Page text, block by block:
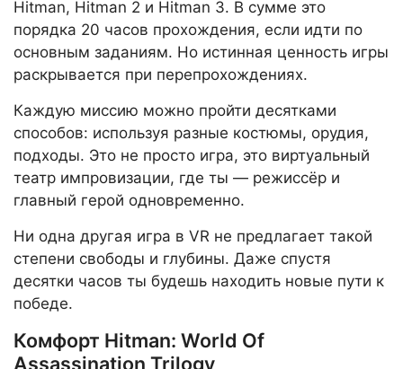
Hitman, Hitman 2 и Hitman 3. В сумме это
порядка 20 часов прохождения, если идти по
основным заданиям. Но истинная ценность игры
раскрывается при перепрохождениях.
Каждую миссию можно пройти десятками
способов: используя разные костюмы, орудия,
подходы. Это не просто игра, это виртуальный
театр импровизации, где ты — режиссёр и
главный герой одновременно.
Ни одна другая игра в VR не предлагает такой
степени свободы и глубины. Даже спустя
десятки часов ты будешь находить новые пути к
победе.
Комфорт Hitman: World Of
Assassination Trilogy